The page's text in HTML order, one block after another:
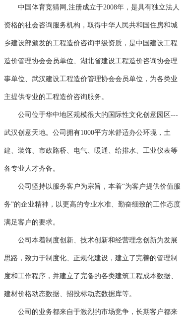
中国体育竞猜网,注册成立于2008年，是具有独立法人
资格的社会咨询服务机构，取得中华人民共和国住房和城
乡建设部颁发的工程造价咨询甲级资质，是中国建设工程
造价管理协会会员单位、湖北省建设工程造价咨询协会理
事单位、武汉建设工程造价管理协会会员单位，为各类业
主提供专业的工程造价咨询服务。
公司位于华中地区规模很大的国际性文化创意园区---
武汉创意天地。公司拥有1000平方米舒适办公环境，土
建、装饰、市政路桥、电气、暖通、给排水、工业仪表等
各专业人才齐备。
公司坚持以服务客户为宗旨，本着“为客户提供价值服
务”的企业精神，以更高的专业水准、勤奋细致的工作态度
满足客户的要求。
公司本着制度创新、技术创新和经营理念创新为发展
思路，致力于制度化、正规化建设，建立了完善的管理制
度和工作程序，并建立了完备的各类建筑工程成本数据、
建材价格动态数据、招投标动态数据库等。
公司的业务都来自于激烈的市场竞争，长期客户都来